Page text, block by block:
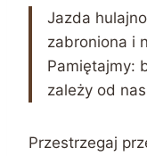
Jazda
zabroniona i
Pamiętajmy:
zależy od
Przestrzegaj